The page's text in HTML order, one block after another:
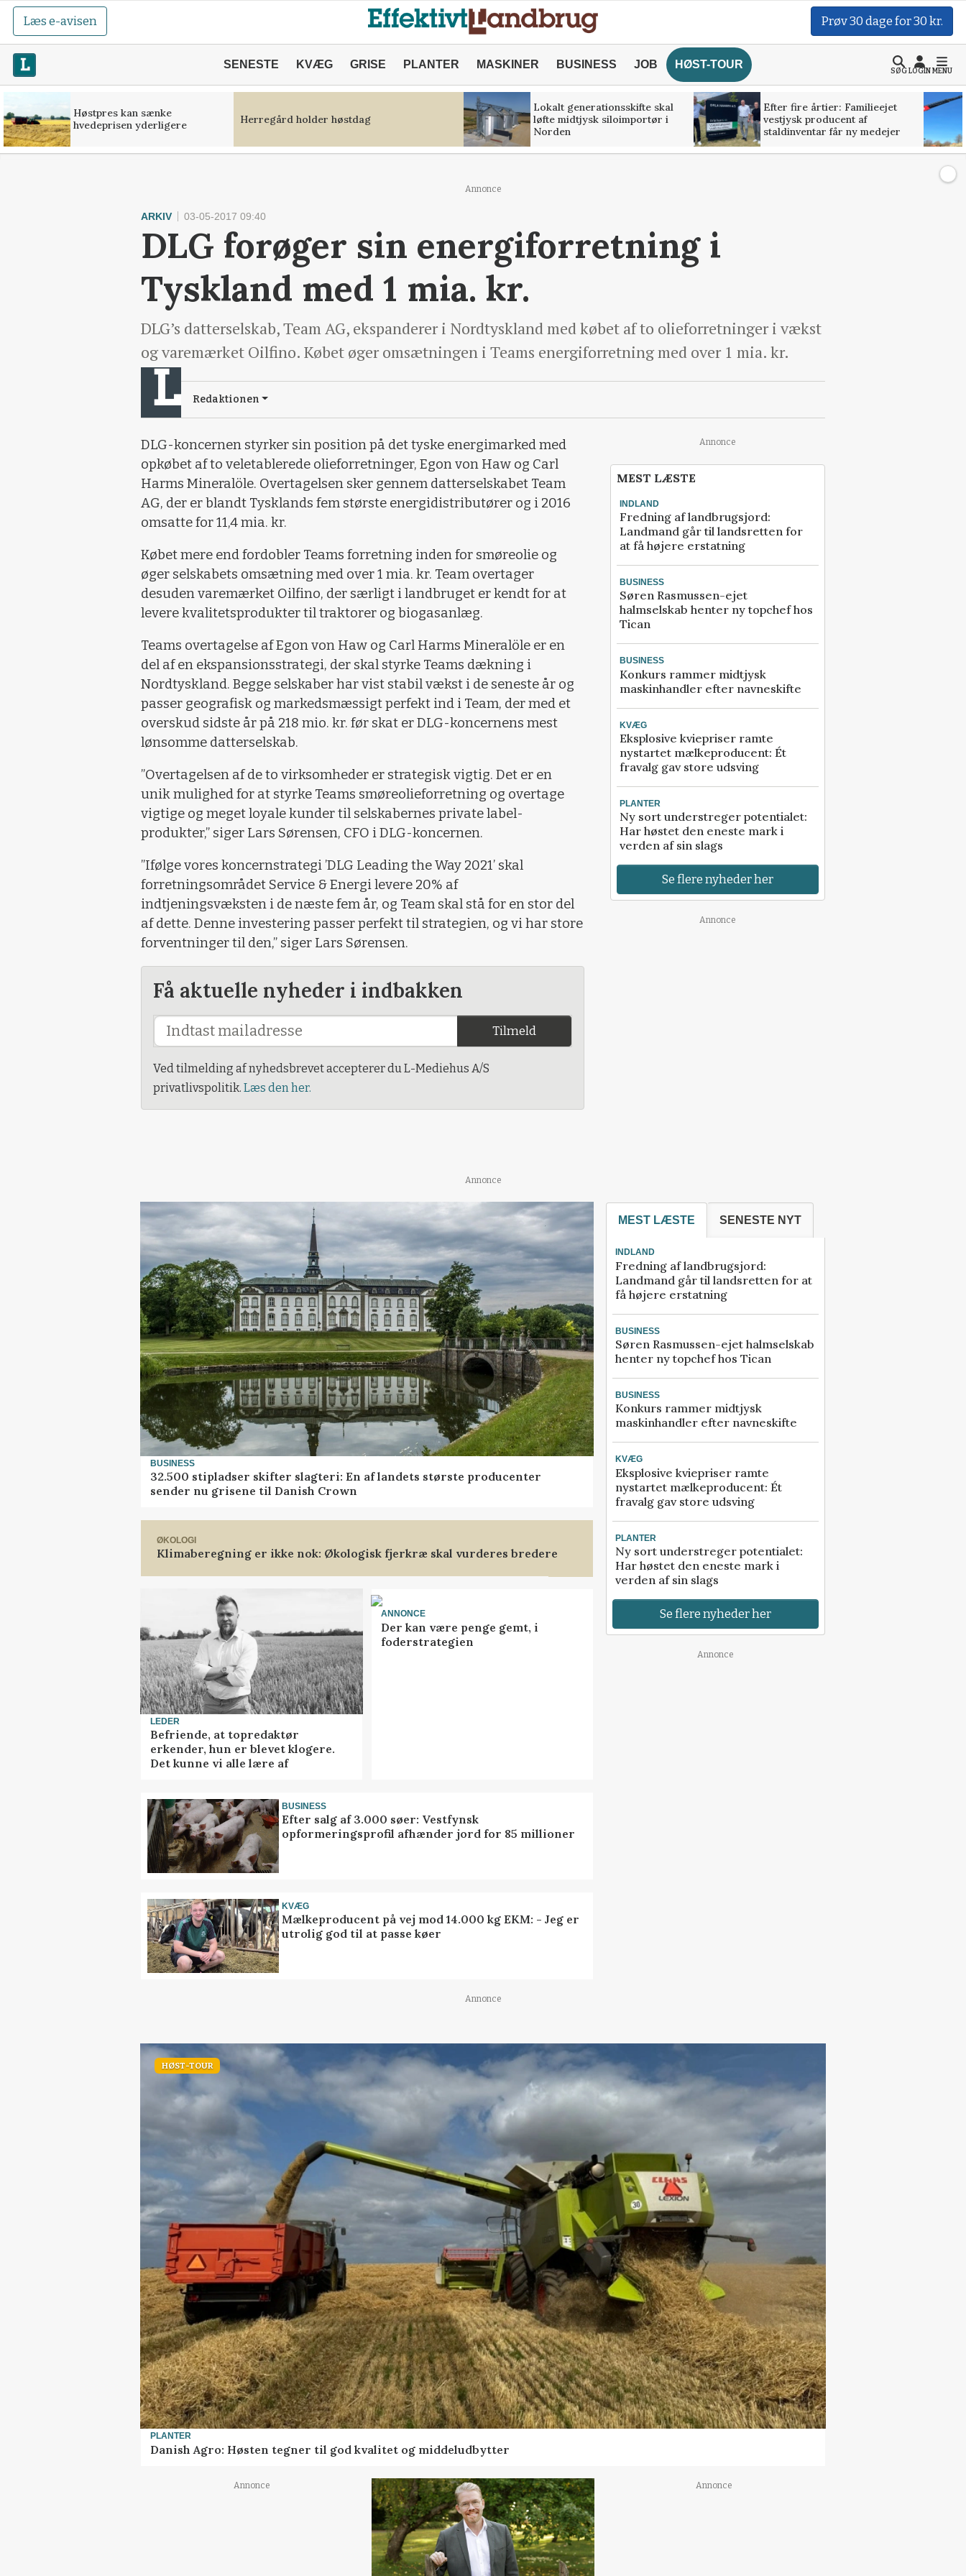
Læs e-avisen Prøv 30 dage for 30 kr.
SENESTE KVÆG GRISE PLANTER MASKINER BUSINESS JOB HØST-TOUR
SØGLOGINMENU
Høstpres kan sænke
hvedeprisen yderligere
Herregård holder høstdag
Lokalt generationsskifte skal
løfte midtjysk siloimportør i
Norden
Efter fire årtier: Familieejet
vestjysk producent af
staldinventar får ny medejer
Annonce
ARKIV 03-05-2017 09:40
DLG forøger sin energiforretning i
Tyskland med 1 mia. kr.
DLG’s datterselskab, Team AG, ekspanderer i Nordtyskland med købet af to olieforretninger i vækst
og varemærket Oilfino. Købet øger omsætningen i Teams energiforretning med over 1 mia. kr.
Redaktionen
DLG-koncernen styrker sin position på det tyske energimarked med
opkøbet af to veletablerede olieforretninger, Egon von Haw og Carl
Harms Mineralöle. Overtagelsen sker gennem datterselskabet Team
AG, der er blandt Tysklands fem største energidistributører og i 2016
omsatte for 11,4 mia. kr.
Købet mere end fordobler Teams forretning inden for smøreolie og
øger selskabets omsætning med over 1 mia. kr. Team overtager
desuden varemærket Oilfino, der særligt i landbruget er kendt for at
levere kvalitetsprodukter til traktorer og biogasanlæg.
Teams overtagelse af Egon von Haw og Carl Harms Mineralöle er en
del af en ekspansionsstrategi, der skal styrke Teams dækning i
Nordtyskland. Begge selskaber har vist stabil vækst i de seneste år og
passer geografisk og markedsmæssigt perfekt ind i Team, der med et
overskud sidste år på 218 mio. kr. før skat er DLG-koncernens mest
lønsomme datterselskab.
”Overtagelsen af de to virksomheder er strategisk vigtig. Det er en
unik mulighed for at styrke Teams smøreolieforretning og overtage
vigtige og meget loyale kunder til selskabernes private label-
produkter,” siger Lars Sørensen, CFO i DLG-koncernen.
”Ifølge vores koncernstrategi ’DLG Leading the Way 2021’ skal
forretningsområdet Service & Energi levere 20% af
indtjeningsvæksten i de næste fem år, og Team skal stå for en stor del
af dette. Denne investering passer perfekt til strategien, og vi har store
forventninger til den,” siger Lars Sørensen.
Få aktuelle nyheder i indbakken
Tilmeld
Ved tilmelding af nyhedsbrevet accepterer du L-Mediehus A/S
privatlivspolitik. Læs den her.
Annonce
MEST LÆSTE
INDLAND
Fredning af landbrugsjord:
Landmand går til landsretten for
at få højere erstatning
BUSINESS
Søren Rasmussen-ejet
halmselskab henter ny topchef hos
Tican
BUSINESS
Konkurs rammer midtjysk
maskinhandler efter navneskifte
KVÆG
Eksplosive kviepriser ramte
nystartet mælkeproducent: Ét
fravalg gav store udsving
PLANTER
Ny sort understreger potentialet:
Har høstet den eneste mark i
verden af sin slags
Se flere nyheder her
Annonce
Annonce
BUSINESS
32.500 stipladser skifter slagteri: En af landets største producenter
sender nu grisene til Danish Crown
ØKOLOGI
Klimaberegning er ikke nok: Økologisk fjerkræ skal vurderes bredere
LEDER
Befriende, at topredaktør
erkender, hun er blevet klogere.
Det kunne vi alle lære af
ANNONCE
Der kan være penge gemt, i
foderstrategien
BUSINESS
Efter salg af 3.000 søer: Vestfynsk
opformeringsprofil afhænder jord for 85 millioner
KVÆG
Mælkeproducent på vej mod 14.000 kg EKM: - Jeg er
utrolig god til at passe køer
MEST LÆSTE SENESTE NYT
INDLAND
Fredning af landbrugsjord:
Landmand går til landsretten for at
få højere erstatning
BUSINESS
Søren Rasmussen-ejet halmselskab
henter ny topchef hos Tican
BUSINESS
Konkurs rammer midtjysk
maskinhandler efter navneskifte
KVÆG
Eksplosive kviepriser ramte
nystartet mælkeproducent: Ét
fravalg gav store udsving
PLANTER
Ny sort understreger potentialet:
Har høstet den eneste mark i
verden af sin slags
Se flere nyheder her
Annonce
Annonce
HØST-TOUR
PLANTER
Danish Agro: Høsten tegner til god kvalitet og middeludbytter
Annonce Annonce